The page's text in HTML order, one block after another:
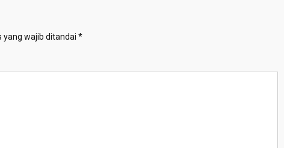
yang wajib ditandai *